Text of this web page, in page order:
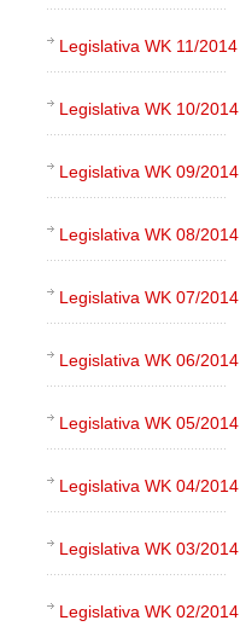
Legislativa WK 11/2014
Legislativa WK 10/2014
Legislativa WK 09/2014
Legislativa WK 08/2014
Legislativa WK 07/2014
Legislativa WK 06/2014
Legislativa WK 05/2014
Legislativa WK 04/2014
Legislativa WK 03/2014
Legislativa WK 02/2014